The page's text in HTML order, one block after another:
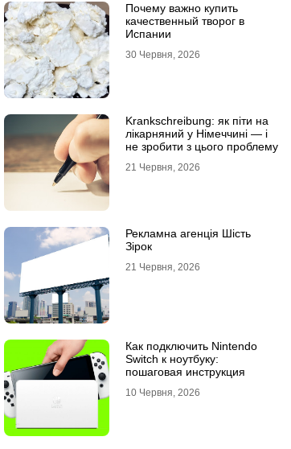
Почему важно купить
качественный творог в
Испании
30 Червня, 2026
Krankschreibung: як піти на
лікарняний у Німеччині — і
не зробити з цього проблему
21 Червня, 2026
Рекламна агенція Шість
Зірок
21 Червня, 2026
Как подключить Nintendo
Switch к ноутбуку:
пошаговая инструкция
10 Червня, 2026